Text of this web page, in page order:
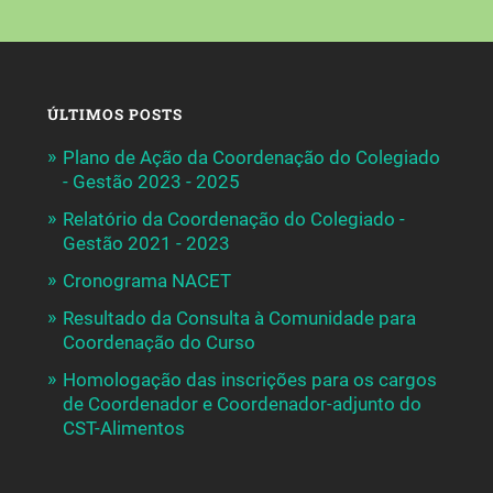
ÚLTIMOS POSTS
Plano de Ação da Coordenação do Colegiado
- Gestão 2023 - 2025
Relatório da Coordenação do Colegiado -
Gestão 2021 - 2023
Cronograma NACET
Resultado da Consulta à Comunidade para
Coordenação do Curso
Homologação das inscrições para os cargos
de Coordenador e Coordenador-adjunto do
CST-Alimentos